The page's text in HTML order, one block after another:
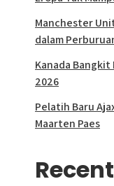
Manchester
dalam
Kanada Bangkit
2026
Pelatih Baru
Maarten Paes